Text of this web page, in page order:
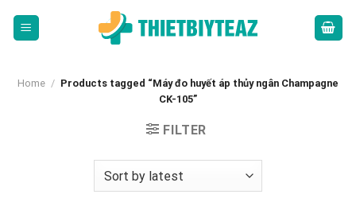
Home / Products tagged “Máy đo huyết áp thủy ngân Champagne
CK-105”
FILTER